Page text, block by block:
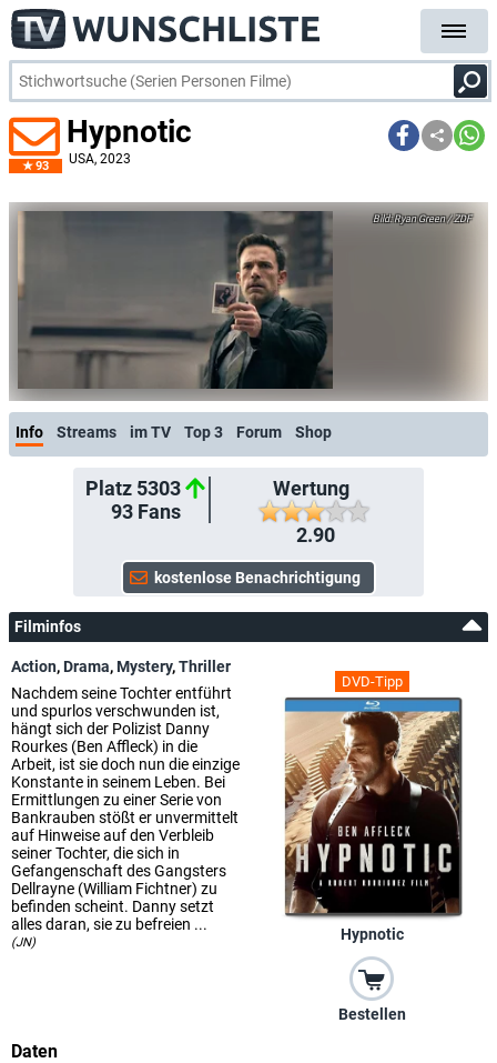
93
Hypnotic
USA, 2023
Ryan Green / ZDF
Info Streams im TV Top 3 Forum Shop
Platz 5303
93Fans
Wertung
2.90
Filminfos
DVD-Tipp
Hypnotic
Bestellen
Action,Drama,Mystery,Thriller
Nachdem seine Tochter entführt
und spurlos verschwunden ist,
hängt sich der Polizist Danny
Rourkes (Ben Affleck) in die
Arbeit, ist sie doch nun die einzige
Konstante in seinem Leben. Bei
Ermittlungen zu einer Serie von
Bankrauben stößt er unvermittelt
auf Hinweise auf den Verbleib
seiner Tochter, die sich in
Gefangenschaft des Gangsters
Dellrayne (William Fichtner) zu
befinden scheint. Danny setzt
alles daran, sie zu befreien ...
(JN)
Daten